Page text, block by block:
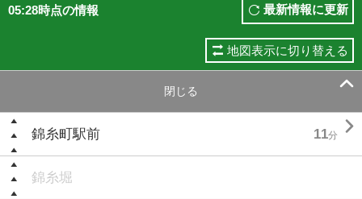
05:28時点の情報 最新情報に更新
地図表示に切り替える
閉じる 
錦糸町駅前 11分 
錦糸堀